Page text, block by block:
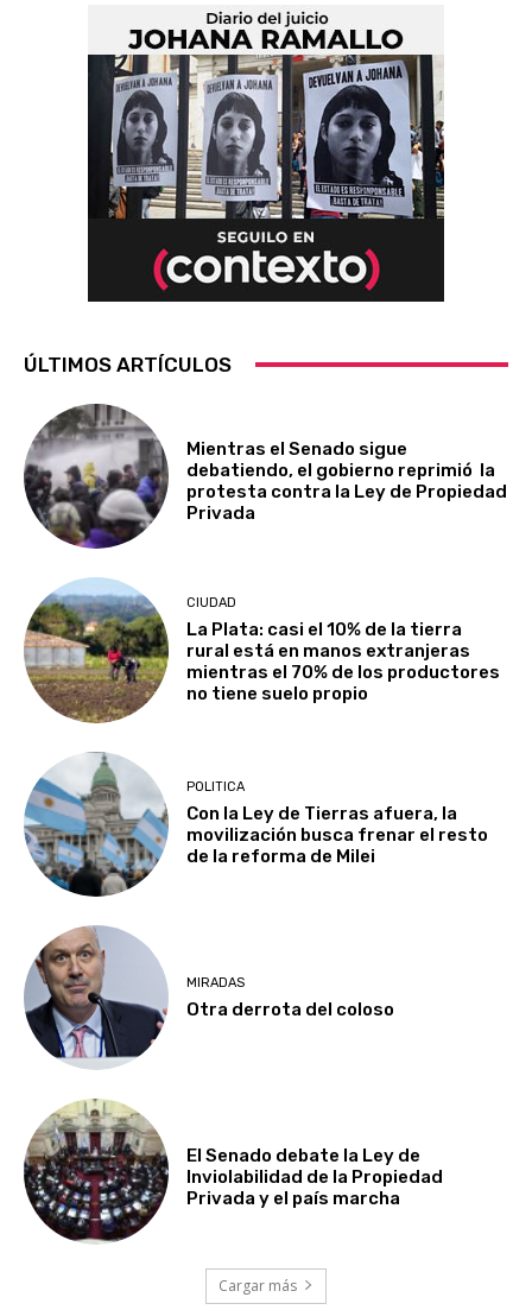
ÚLTIMOS ARTÍCULOS
Mientras el Senado sigue
debatiendo, el gobierno reprimió la
protesta contra la Ley de Propiedad
Privada
CIUDAD
La Plata: casi el 10% de la tierra
rural está en manos extranjeras
mientras el 70% de los productores
no tiene suelo propio
POLITICA
Con la Ley de Tierras afuera, la
movilización busca frenar el resto
de la reforma de Milei
MIRADAS
Otra derrota del coloso
El Senado debate la Ley de
Inviolabilidad de la Propiedad
Privada y el país marcha
Cargar más